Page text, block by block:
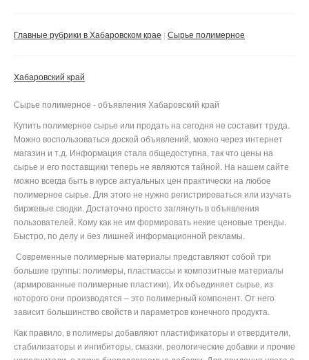
Главные рубрики в Хабаровском крае Сырье полимерное
Хабаровский край
Сырье полимерное - объявления Хабаровский край
Купить полимерное сырье или продать на сегодня не составит труда.
Можно воспользоваться доской объявлений, можно через интернет
магазин и т.д. Информация стала общедоступна, так что цены на
сырье и его поставщики теперь не являются тайной. На нашем сайте
можно всегда быть в курсе актуальных цен практически на любое
полимерное сырье. Для этого не нужно регистрироваться или изучать
биржевые сводки. Достаточно просто заглянуть в объявления
пользователей. Кому как не им формировать некие ценовые тренды.
Быстро, по делу и без лишней информационной рекламы.
Современные полимерные материалы представляют собой три
большие группы: полимеры, пластмассы и композитные материалы
(армированные полимерные пластики). Их объединяет сырье, из
которого они производятся – это полимерный компонент. От него
зависит большинство свойств и параметров конечного продукта.
Как правило, в полимеры добавляют пластификаторы и отвердители,
стабилизаторы и ингибиторы, смазки, реологические добавки и прочие